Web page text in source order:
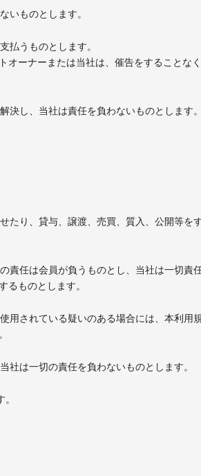
いものとします。
払うものとします。
オーナーまたは当社は、催告をすることな
決し、当社は責任を負わないものとします
たり、貸与、譲渡、売買、質入、公開等を
責任は会員が負うものとし、当社は一切責
るものとします。
用されている疑いのある場合には、本利用
は一切の責任を負わないものとします。